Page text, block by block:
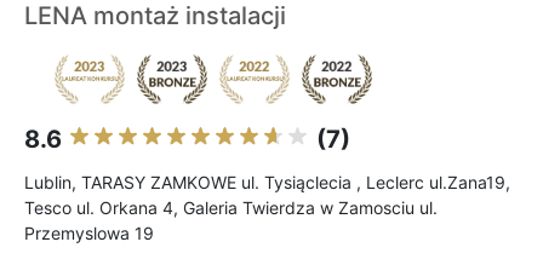
LENA montaż instalacji
8.6 (7)
Lublin, TARASY ZAMKOWE ul. Tysiąclecia , Leclerc ul.Zana19,
Tesco ul. Orkana 4, Galeria Twierdza w Zamosciu ul.
Przemyslowa 19